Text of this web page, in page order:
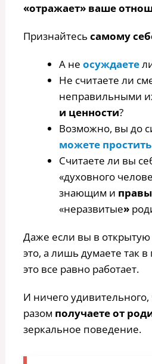
«отражает» ваше
Признайтесь самому
А не осуждаете
Не считаете ли
неправильными
и ценности?
Возможно, вы до
можете
Считаете ли вы
«духовного
знающим и
«неразвитые»
Даже если вы в
это, а лишь думаете так
это все равно работает.
И ничего удивительного,
разом получаете от
зеркальное поведение.